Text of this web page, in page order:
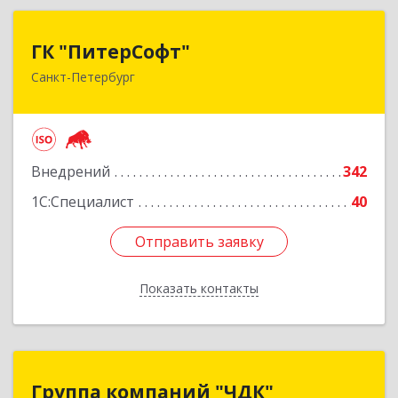
ГК "ПитерСофт"
Санкт-Петербург
Внедрений
342
1С:Специалист
40
Отправить заявку
Показать контакты
197136, Санкт-Петербург г, Всеволода
Отправить заявку
Назад
Группа компаний "ЧДК"
Группа компаний "ЧДК"